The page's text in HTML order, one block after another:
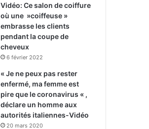
Vidéo: Ce salon de coiffure
où une »coiffeuse »
embrasse les clients
pendant la coupe de
cheveux
6 février 2022
« Je ne peux pas rester
enfermé, ma femme est
pire que le coronavirus « ,
déclare un homme aux
autorités italiennes-Vidéo
20 mars 2020